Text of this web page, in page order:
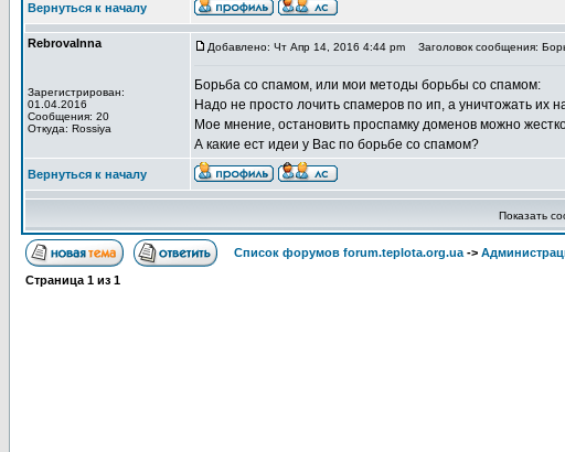
Вернуться к началу
RebrovaInna
Зарегистрирован:
01.04.2016
Сообщения: 20
Откуда: Rossiya
Добавлено: Чт Апр 14, 2016 4:44 pm Заголовок сообщения:
Борьба со спамом, или мои методы борьбы со спамом:
Надо не просто лочить спамеров по ип, а уничтожать их
Мое мнение, остановить проспамку доменов можно
А какие ест идеи у Вас по борьбе со спамом?
Вернуться к началу
Показать
Список форумов forum.teplota.org.ua ->
Страница 1 из 1